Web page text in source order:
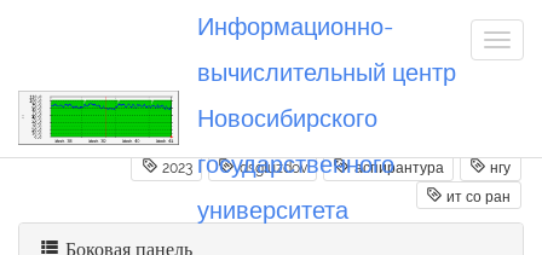
Информационно-
вычислительный центр
Новосибирского
государственного
университета
Вы посетили 20230721_dsgluzdov
2023 dsgluzdov аспирантура
нгу
ит со ран
Боковая панель